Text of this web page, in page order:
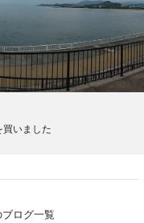
いました
ブログ一覧